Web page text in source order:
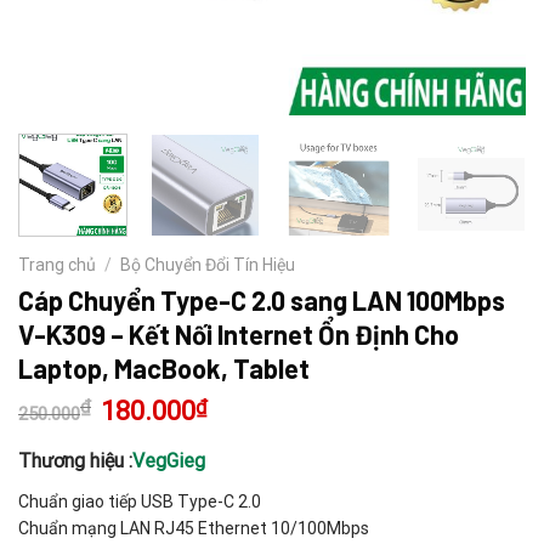
Trang chủ / Bộ Chuyển Đổi Tín Hiệu
Cáp Chuyển Type-C 2.0 sang LAN 100Mbps
V-K309 – Kết Nối Internet Ổn Định Cho
Laptop, MacBook, Tablet
250.000₫
Giá
gốc
250.000₫.
180.000₫Giá
hiện
Thương hiệu :VegGieg
Chuẩn giao tiếp USB Type-C 2.0
Chuẩn mạng LAN RJ45 Ethernet 10/100Mbps